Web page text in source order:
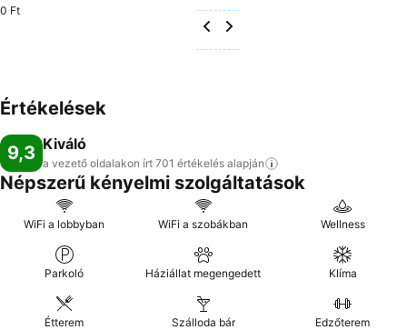
0 Ft
Értékelések
9,3 Kiváló
a vezető oldalakon írt 701 értékelés alapján
Népszerű kényelmi szolgáltatások
WiFi a lobbyban WiFi a szobákban Wellness
Parkoló Háziállat megengedett Klíma
Étterem Szálloda bár Edzőterem